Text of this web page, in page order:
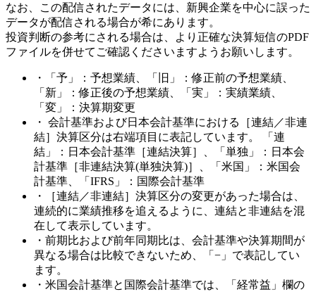
なお、この配信されたデータには、新興企業を中心に誤った
データが配信される場合が希にあります。
投資判断の参考にされる場合は、より正確な決算短信のPDF
ファイルを併せてご確認くださいますようお願いします。
・「予」：予想業績、「旧」：修正前の予想業績、
「新」：修正後の予想業績、「実」：実績業績、
「変」：決算期変更
・ 会計基準および日本会計基準における［連結／非連
結］決算区分は右端項目に表記しています。 「連
結」：日本会計基準［連結決算］、「単独」：日本会
計基準［非連結決算(単独決算)］、「米国」：米国会
計基準、「IFRS」：国際会計基準
・［連結／非連結］決算区分の変更があった場合は、
連続的に業績推移を追えるように、連結と非連結を混
在して表示しています。
・前期比および前年同期比は、会計基準や決算期間が
異なる場合は比較できないため、「−」で表記してい
ます。
・米国会計基準と国際会計基準では、「経常益」欄の